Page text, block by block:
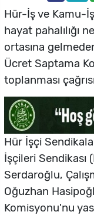
Hür-İş ve Kamu-
hayat pahalılığı
ortasına
Ücret Saptama
toplanması
Hür İşçi
İşçileri Sendikası
Serdaroğlu,
Oğuzhan
Komisyonu'nu